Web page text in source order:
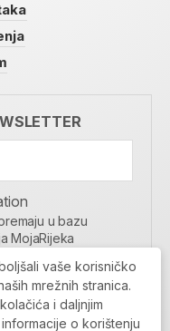
u bazu
MojaRijeka
vaše korisničko
mrežnih stranica.
i daljnjim
o korištenju